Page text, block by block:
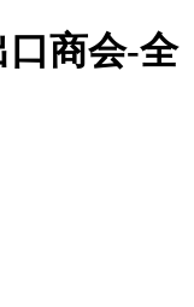
商会-全